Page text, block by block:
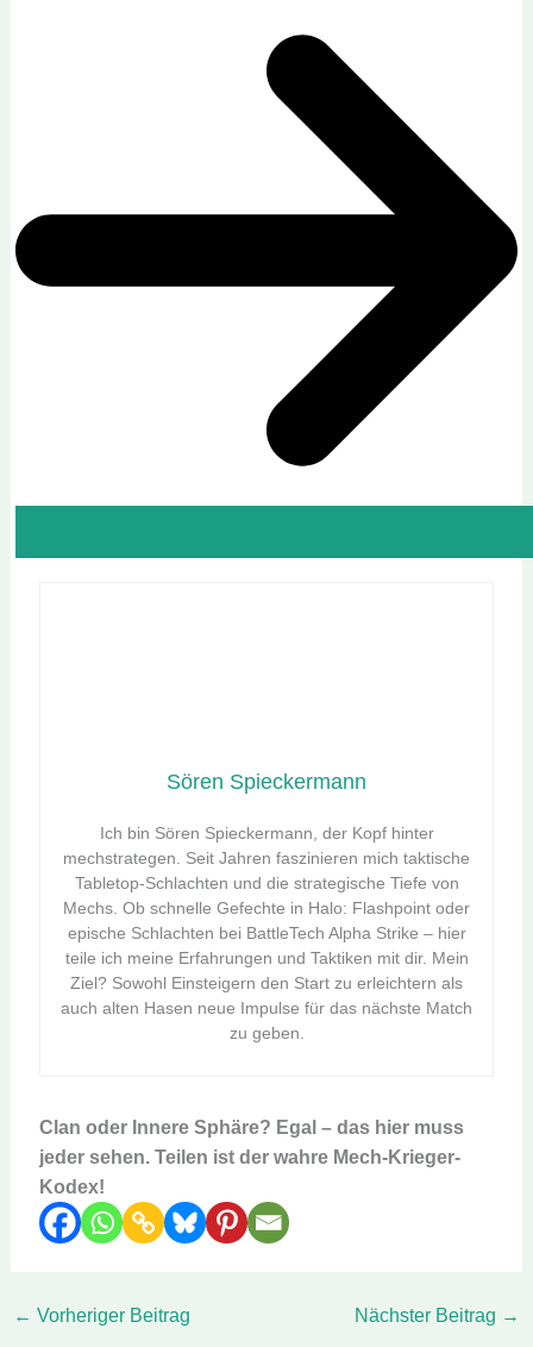
Sören Spieckermann
Ich bin Sören Spieckermann, der Kopf hinter
mechstrategen. Seit Jahren faszinieren mich taktische
Tabletop-Schlachten und die strategische Tiefe von
Mechs. Ob schnelle Gefechte in Halo: Flashpoint oder
epische Schlachten bei BattleTech Alpha Strike – hier
teile ich meine Erfahrungen und Taktiken mit dir. Mein
Ziel? Sowohl Einsteigern den Start zu erleichtern als
auch alten Hasen neue Impulse für das nächste Match
zu geben.
Clan oder Innere Sphäre? Egal – das hier muss
jeder sehen. Teilen ist der wahre Mech-Krieger-
Kodex!
← Vorheriger Beitrag Nächster Beitrag →